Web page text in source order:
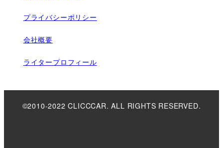
プライバシーポリシー
会社概要
ライタープロフィール
©2010-2022 CLICCCAR. ALL RIGHTS RESERVED.